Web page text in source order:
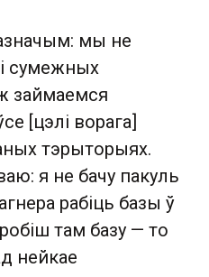
мы не
сумежных
займаемся
[цэлі ворага]
тэрыторыях.
я не бачу пакуль
рабіць базы ў
там базу — то
нейкае